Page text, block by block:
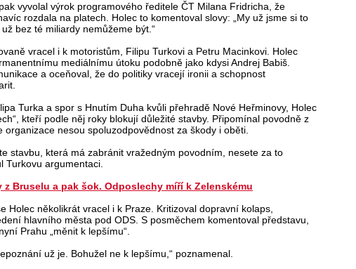
vyvolal výrok programového ředitele ČT Milana Fridricha, že
rozdala na platech. Holec to komentoval slovy: „My už jsme si to
bez té miliardy nemůžeme být.“
vracel i k motoristům, Filipu Turkovi a Petru Macinkovi. Holec
mediálnímu útoku podobně jako kdysi Andrej Babiš.
a oceňoval, že do politiky vracejí ironii a schopnost
Turka a spor s Hnutím Duha kvůli přehradě Nové Heřminovy, Holec
kteří podle něj roky blokují důležité stavby. Připomínal povodně z
organizace nesou spoluzodpovědnost za škody i oběti.
stavbu, která má zabránit vražedným povodním, nesete za to
Turkovu argumentaci.
z Bruselu a pak šok. Odposlechy míří k Zelenskému
Holec několikrát vracel i k Praze. Kritizoval dopravní kolaps,
hlavního města pod ODS. S posměchem komentoval představu,
Prahu „měnit k lepšímu“.
už je. Bohužel ne k lepšímu,“ poznamenal.